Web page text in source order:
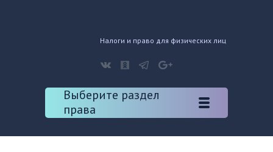
Налоги и право для физических лиц
Выберите раздел
права